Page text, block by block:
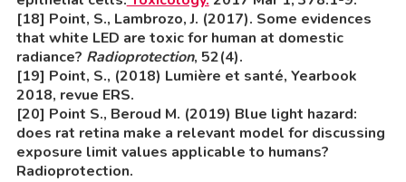
[18] Point, S., Lambrozo, J. (2017). Some evidences
that white LED are toxic for human at domestic
radiance? Radioprotection, 52(4).
[19] Point, S., (2018) Lumière et santé, Yearbook
2018, revue ERS.
[20] Point S., Beroud M. (2019) Blue light hazard:
does rat retina make a relevant model for discussing
exposure limit values applicable to humans?
Radioprotection.